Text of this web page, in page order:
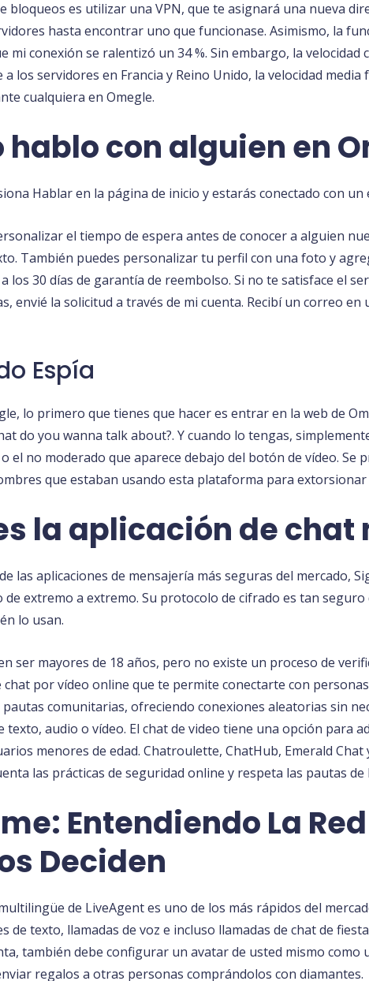
bloqueos es utilizar una VPN, que te asignará una nueva
hasta encontrar uno que funcionase. Asimismo, la
mi conexión se ralentizó un 34 %. Sin embargo, la
a los servidores en Francia y Reino Unido, la velocidad
cualquiera en Omegle.
hablo con alguien en
Hablar en la página de inicio y estarás conectado con
el tiempo de espera antes de conocer a alguien
También puedes personalizar tu perfil con una foto y
los 30 días de garantía de reembolso. Si no te satisface el
envié la solicitud a través de mi cuenta. Recibí un correo
Espía
lo primero que tienes que hacer es entrar en la web de
do you wanna talk about?. Y cuando lo tengas,
el no moderado que aparece debajo del botón de vídeo.
que estaban usando esta plataforma para extorsionar
la aplicación de chat
las aplicaciones de mensajería más seguras del mercado,
de extremo a extremo. Su protocolo de cifrado es tan
lo usan.
ser mayores de 18 años, pero no existe un proceso de
chat por vídeo online que te permite conectarte con
pautas comunitarias, ofreciendo conexiones aleatorias sin
texto, audio o vídeo. El chat de video tiene una opción para
menores de edad. Chatroulette, ChatHub, Emerald
las prácticas de seguridad online y respeta las pautas
Entendiendo La Red
Deciden
de LiveAgent es uno de los más rápidos del
de texto, llamadas de voz e incluso llamadas de chat de
también debe configurar un avatar de usted mismo como
regalos a otras personas comprándolos con diamantes.